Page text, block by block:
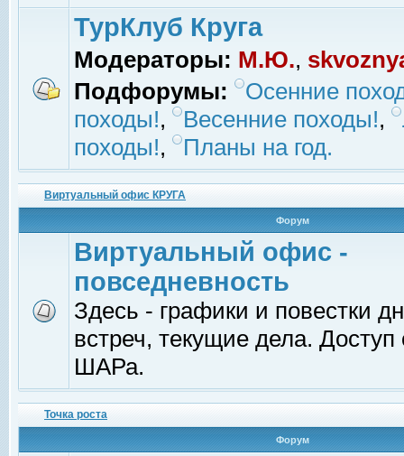
ТурКлуб Круга
Модераторы: М.Ю.,
Подфорумы:
Осенние
походы!, Весенние походы!,
походы!, Планы на год.
Виртуальный офис КРУГА
Форум
Виртуальный офис -
повседневность
Здесь - графики и повестки
встреч, текущие дела.
ШАРа.
Точка роста
Форум